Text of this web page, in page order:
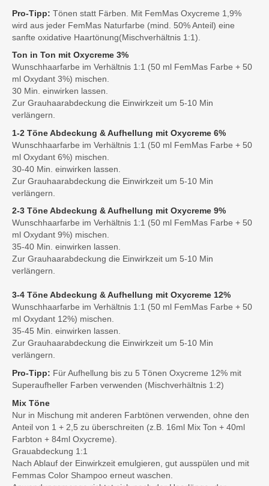
Pro-Tipp: Tönen statt Färben. Mit FemMas Oxycreme 1,9%
wird aus jeder FemMas Naturfarbe (mind. 50% Anteil) eine
sanfte oxidative Haartönung(Mischverhältnis 1:1).
Ton in Ton mit Oxycreme 3%
Wunschhaarfarbe im Verhältnis 1:1 (50 ml FemMas Farbe + 50
ml Oxydant 3%) mischen.
30 Min. einwirken lassen.
Zur Grauhaarabdeckung die Einwirkzeit um 5-10 Min
verlängern.
1-2 Töne Abdeckung & Aufhellung mit Oxycreme 6%
Wunschhaarfarbe im Verhältnis 1:1 (50 ml FemMas Farbe + 50
ml Oxydant 6%) mischen.
30-40 Min. einwirken lassen.
Zur Grauhaarabdeckung die Einwirkzeit um 5-10 Min
verlängern.
2-3 Töne Abdeckung & Aufhellung mit Oxycreme 9%
Wunschhaarfarbe im Verhältnis 1:1 (50 ml FemMas Farbe + 50
ml Oxydant 9%) mischen.
35-40 Min. einwirken lassen.
Zur Grauhaarabdeckung die Einwirkzeit um 5-10 Min
verlängern.
3-4 Töne Abdeckung & Aufhellung mit Oxycreme 12%
Wunschhaarfarbe im Verhältnis 1:1 (50 ml FemMas Farbe + 50
ml Oxydant 12%) mischen.
35-45 Min. einwirken lassen.
Zur Grauhaarabdeckung die Einwirkzeit um 5-10 Min
verlängern.
Pro-Tipp: Für Aufhellung bis zu 5 Tönen Oxycreme 12% mit
Superaufheller Farben verwenden (Mischverhältnis 1:2)
Mix Töne
Nur in Mischung mit anderen Farbtönen verwenden, ohne den
Anteil von 1 + 2,5 zu überschreiten (z.B. 16ml Mix Ton + 40ml
Farbton + 84ml Oxycreme).
Grauabdeckung 1:1
Nach Ablauf der Einwirkzeit emulgieren, gut ausspülen und mit
Femmas Color Shampoo erneut waschen.